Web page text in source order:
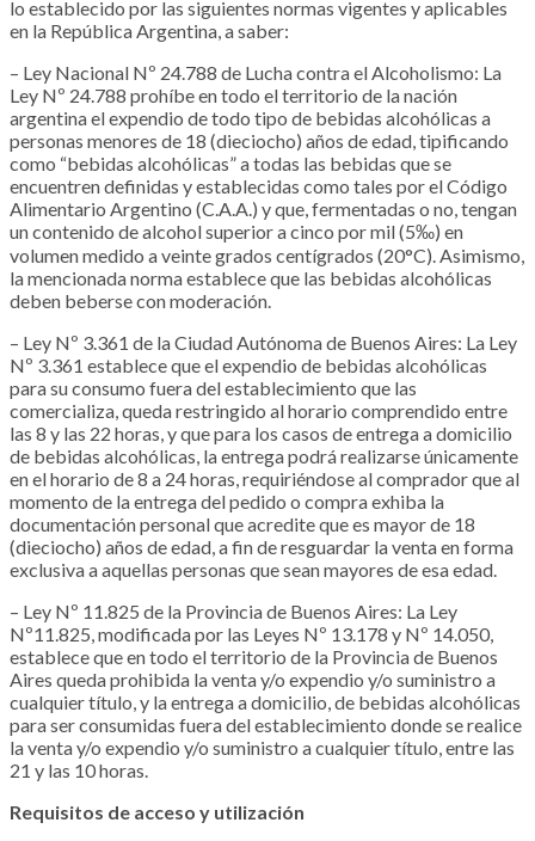
lo establecido por las siguientes normas vigentes y aplicables
en la República Argentina, a saber:
– Ley Nacional Nº 24.788 de Lucha contra el Alcoholismo: La
Ley Nº 24.788 prohíbe en todo el territorio de la nación
argentina el expendio de todo tipo de bebidas alcohólicas a
personas menores de 18 (dieciocho) años de edad, tipificando
como “bebidas alcohólicas” a todas las bebidas que se
encuentren definidas y establecidas como tales por el Código
Alimentario Argentino (C.A.A.) y que, fermentadas o no, tengan
un contenido de alcohol superior a cinco por mil (5‰) en
volumen medido a veinte grados centígrados (20°C). Asimismo,
la mencionada norma establece que las bebidas alcohólicas
deben beberse con moderación.
– Ley Nº 3.361 de la Ciudad Autónoma de Buenos Aires: La Ley
Nº 3.361 establece que el expendio de bebidas alcohólicas
para su consumo fuera del establecimiento que las
comercializa, queda restringido al horario comprendido entre
las 8 y las 22 horas, y que para los casos de entrega a domicilio
de bebidas alcohólicas, la entrega podrá realizarse únicamente
en el horario de 8 a 24 horas, requiriéndose al comprador que al
momento de la entrega del pedido o compra exhiba la
documentación personal que acredite que es mayor de 18
(dieciocho) años de edad, a fin de resguardar la venta en forma
exclusiva a aquellas personas que sean mayores de esa edad.
– Ley Nº 11.825 de la Provincia de Buenos Aires: La Ley
Nº11.825, modificada por las Leyes Nº 13.178 y Nº 14.050,
establece que en todo el territorio de la Provincia de Buenos
Aires queda prohibida la venta y/o expendio y/o suministro a
cualquier título, y la entrega a domicilio, de bebidas alcohólicas
para ser consumidas fuera del establecimiento donde se realice
la venta y/o expendio y/o suministro a cualquier título, entre las
21 y las 10 horas.
Requisitos de acceso y utilización